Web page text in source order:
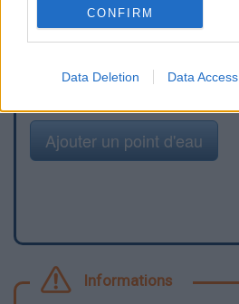
CONFIRM
Data Deletion Data Access
Signaler une erreur
Ajouter un point d'eau
Informations